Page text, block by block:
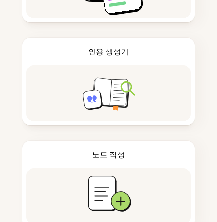
인용 생성기
노트 작성